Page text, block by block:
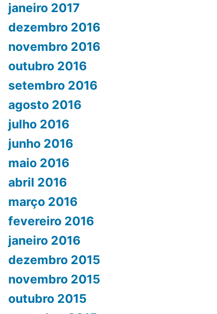
janeiro 2017
dezembro 2016
novembro 2016
outubro 2016
setembro 2016
agosto 2016
julho 2016
junho 2016
maio 2016
abril 2016
março 2016
fevereiro 2016
janeiro 2016
dezembro 2015
novembro 2015
outubro 2015